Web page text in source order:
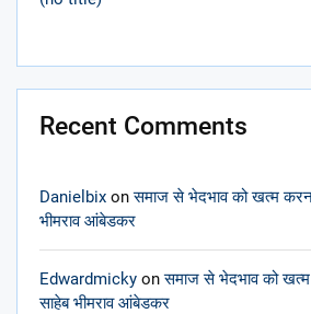
Recent Comments
Danielbix onसमाज से भेदभाव को खत्म
भीमराव आंबेडकर
Edwardmicky onसमाज से भेदभाव को खत्म
साहेब भीमराव आंबेडकर